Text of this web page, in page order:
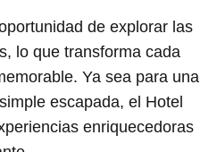
de explorar las
lo que transforma cada
Ya sea para una
escapada, el Hotel
enriquecedoras